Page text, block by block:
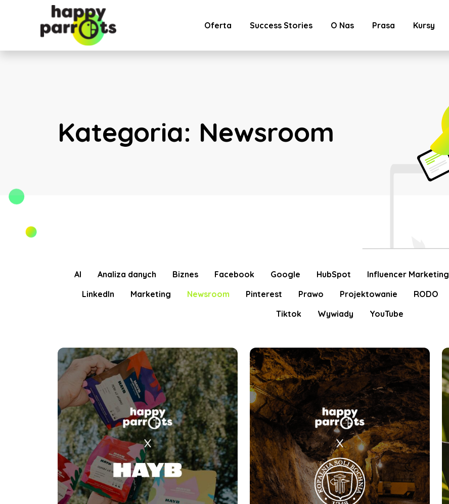
Oferta Success Stories O Nas Prasa Kursy
Kategoria: Newsroom
AI Analiza danych Biznes Facebook Google HubSpot Influencer Marketing
LinkedIn
Marketing Newsroom Pinterest Prawo Projektowanie RODO
Tiktok
Wywiady YouTube